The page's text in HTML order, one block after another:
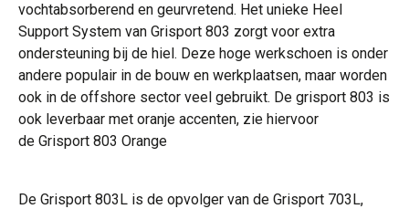
vochtabsorberend en geurvretend. Het unieke Heel
Support System van Grisport 803 zorgt voor extra
ondersteuning bij de hiel. Deze hoge werkschoen is onder
andere populair in de bouw en werkplaatsen, maar worden
ook in de offshore sector veel gebruikt. De grisport 803 is
ook leverbaar met oranje accenten, zie hiervoor
de Grisport 803 Orange
De Grisport 803L is de opvolger van de Grisport 703L,